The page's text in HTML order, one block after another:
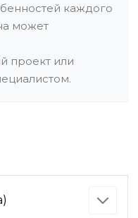
каждого
может
проект или